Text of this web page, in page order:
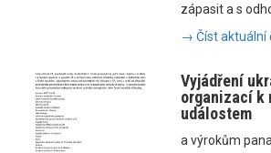
zápasit a s
→ Číst aktuální
Vyjádření
organizací k
událostem
a výrokům